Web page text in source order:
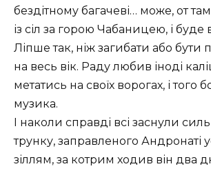
бездітному багачеві… може, от
із сіл за горою Чабаницею, і буде
Ліпше так, ніж загибати або бути
на весь вік. Раду любив іноді
метатись на своїх ворогах, і того
музика.
І наколи справді всі заснули
трунку, заправленого Андронаті
зіллям, за котрим ходив він два